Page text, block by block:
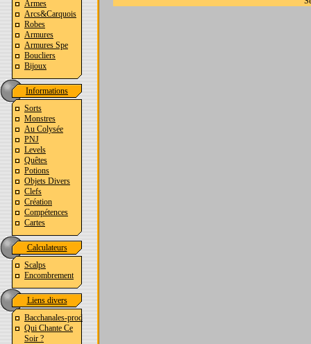
Armes
Arcs&Carquois
Robes
Armures
Armures Spe
Boucliers
Bijoux
Informations
Sorts
Monstres
Au Colysée
PNJ
Levels
Quêtes
Potions
Objets Divers
Clefs
Création
Compétences
Cartes
Calculateurs
Scalps
Encombrement
Liens divers
Bacchanales-prod
Qui Chante Ce
Soir ?